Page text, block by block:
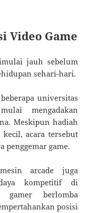
Video Game
jauh sebelum
sehari-hari.
universitas
mengadakan
Meskipun hadiah
acara tersebut
penggemar game.
arcade juga
kompetitif di
gamer berlomba
posisi